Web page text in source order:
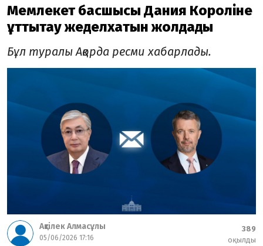
Мемлекет басшысы Дания Короліне
құттықтау жеделхатын жолдады
Бұл туралы Ақорда ресми хабарлады.
Ақтілек Алмасұлы
05/06/2026 17:16
389
оқылды